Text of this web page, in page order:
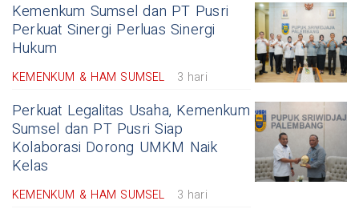
Kemenkum Sumsel dan PT Pusri
Perkuat Sinergi Perluas Sinergi
Hukum
KEMENKUM & HAM SUMSEL 3 hari
Perkuat Legalitas Usaha, Kemenkum
Sumsel dan PT Pusri Siap
Kolaborasi Dorong UMKM Naik
Kelas
KEMENKUM & HAM SUMSEL 3 hari